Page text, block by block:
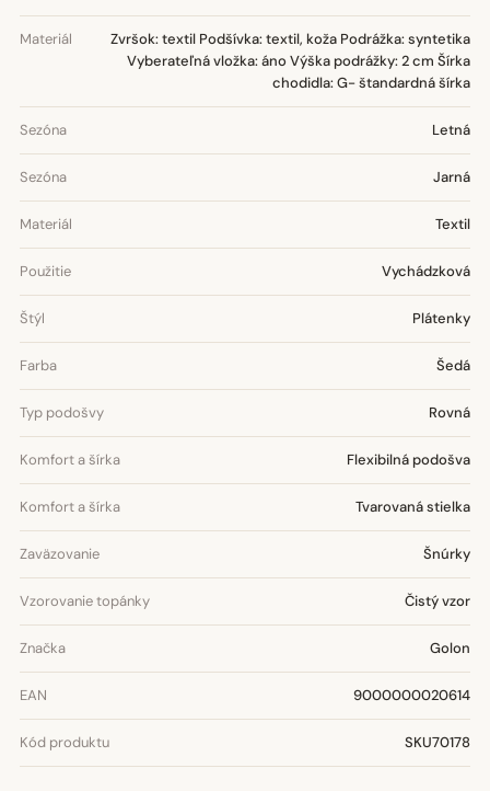
Materiál
Zvršok: textil Podšívka: textil, koža Podrážka: syntetika
Vyberateľná vložka: áno Výška podrážky: 2 cm Šírka
chodidla: G- štandardná šírka
Sezóna Letná
Sezóna Jarná
Materiál Textil
Použitie Vychádzková
Štýl Plátenky
Farba Šedá
Typ podošvy Rovná
Komfort a šírka Flexibilná podošva
Komfort a šírka Tvarovaná stielka
Zaväzovanie Šnúrky
Vzorovanie topánky Čistý vzor
Značka Golon
EAN 9000000020614
Kód produktu SKU70178